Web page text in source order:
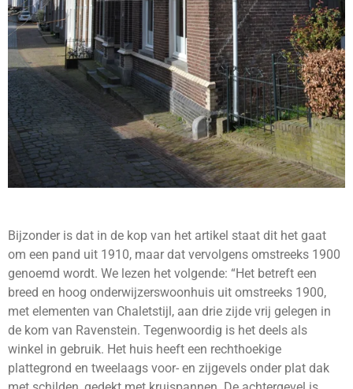
Bijzonder is dat in de kop van het artikel staat dit het gaat
om een pand uit 1910, maar dat vervolgens omstreeks 1900
genoemd wordt. We lezen het volgende: “Het betreft een
breed en hoog onderwijzerswoonhuis uit omstreeks 1900,
met elementen van Chaletstijl, aan drie zijde vrij gelegen in
de kom van Ravenstein. Tegenwoordig is het deels als
winkel in gebruik. Het huis heeft een rechthoekige
plattegrond en tweelaags voor- en zijgevels onder plat dak